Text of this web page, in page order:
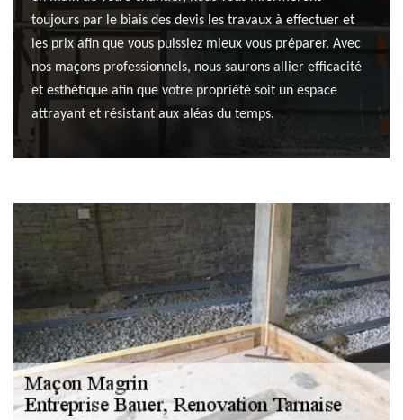
toujours par le biais des devis les travaux à effectuer et
les prix afin que vous puissiez mieux vous préparer. Avec
nos maçons professionnels, nous saurons allier efficacité
et esthétique afin que votre propriété soit un espace
attrayant et résistant aux aléas du temps.